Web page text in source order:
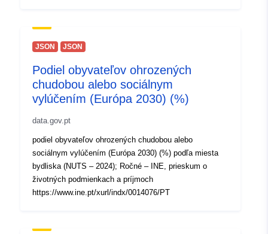
JSON JSON
Podiel obyvateľov ohrozených
chudobou alebo sociálnym
vylúčením (Európa 2030) (%)
data.gov.pt
podiel obyvateľov ohrozených chudobou alebo
sociálnym vylúčením (Európa 2030) (%) podľa miesta
bydliska (NUTS – 2024); Ročné – INE, prieskum o
životných podmienkach a príjmoch
https://www.ine.pt/xurl/indx/0014076/PT